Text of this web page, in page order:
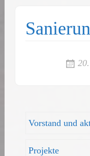
Vorstand und
Projekte